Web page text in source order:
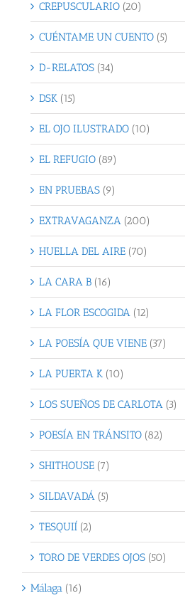
CREPUSCULARIO (20)
CUÉNTAME UN CUENTO (5)
D-RELATOS (34)
DSK (15)
EL OJO ILUSTRADO (10)
EL REFUGIO (89)
EN PRUEBAS (9)
EXTRAVAGANZA (200)
HUELLA DEL AIRE (70)
LA CARA B (16)
LA FLOR ESCOGIDA (12)
LA POESÍA QUE VIENE (37)
LA PUERTA K (10)
LOS SUEÑOS DE CARLOTA (3)
POESÍA EN TRÁNSITO (82)
SHITHOUSE (7)
SILDAVADÁ (5)
TESQUIÍ (2)
TORO DE VERDES OJOS (50)
Málaga (16)